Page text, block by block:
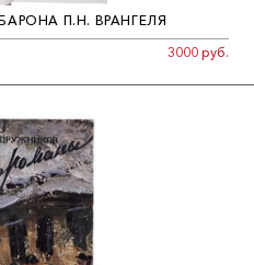
П.Н. ВРАНГЕЛЯ
3000 руб.